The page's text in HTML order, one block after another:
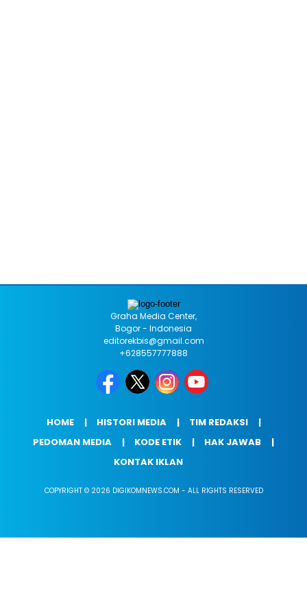
Graha Media Center,
Bogor - Indonesia
editorekbis@gmail.com
+628557777888
HOME HISTORI MEDIA
TIM REDAKSI
PEDOMAN MEDIA
KODE ETIK
HAK JAWAB
KONTAK IKLAN
COPYRIGHT © 2026 DIGIKOMNEWS.COM - ALL RIGHTS RESERVED